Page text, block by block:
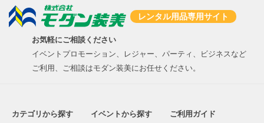
レンタル用品専用サイト
お気軽にご相談ください
イベントプロモーション、レジャー、パーティ、ビジネスなど
ご利用、ご相談はモダン装美にお任せください。
カテゴリから探す イベントから探す ご利用ガイド